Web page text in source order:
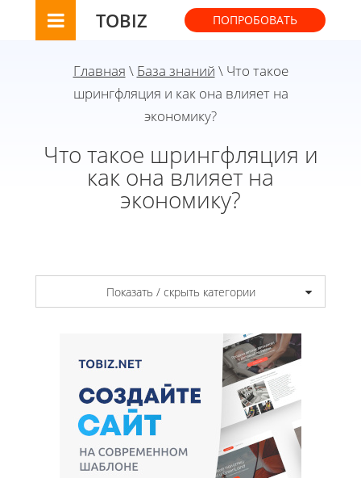
TOBIZ ПОПРОБОВАТЬ
Главная \ База знаний \ Что такое
шрингфляция и как она влияет на
экономику?
Что такое шрингфляция и
как она влияет на
экономику?
Показать / скрыть категории